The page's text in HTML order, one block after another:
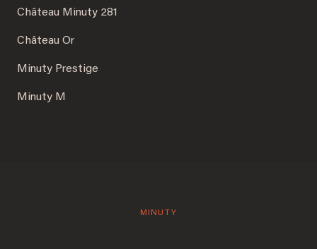
Château Minuty 281
Château Or
Minuty Prestige
Minuty M
MINUTY